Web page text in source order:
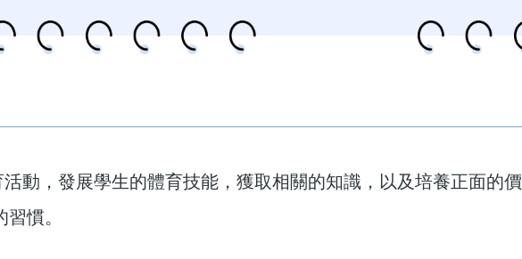
活動，發展學生的體育技能，獲取相關的知識，以及培養正面的
慣。